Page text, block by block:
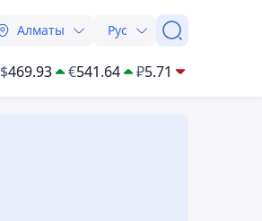
Алматы Рус
$469.93 €541.64 ₽5.71